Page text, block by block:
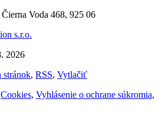
Voda 468, 925 06
s.r.o.
2026
stránok, RSS, Vytlačiť
Cookies, Vyhlásenie o ochrane súkromia,